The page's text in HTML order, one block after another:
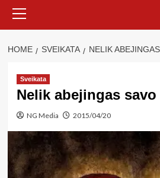
Menu
HOME SVEIKATA NELIK
Sveikata
Nelik abejingas
NG Media 2015/04/20